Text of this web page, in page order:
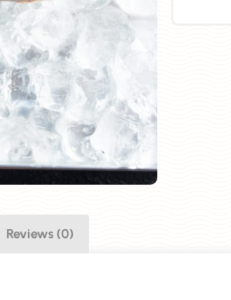
Reviews (0)